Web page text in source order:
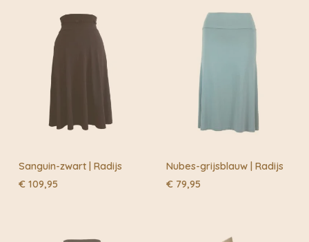
aan DHL of Post.nl
Sanguin-zwart | Radijs
€ 109,95
Nubes-grijsblauw | Radijs
€ 79,95